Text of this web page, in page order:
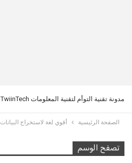
مدونة تقنية التوأم لتقنية المعلومات TwiinTech
الصفحة الرئيسية أقوي لغة لاستخراج البيانات SQL
تصفح الوسم